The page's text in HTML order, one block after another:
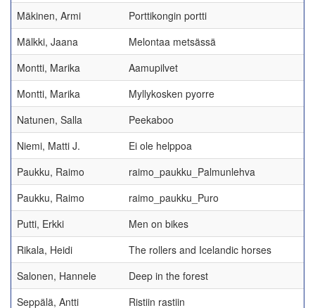
Mäkinen, Armi
Porttikongin portti
Mälkki, Jaana
Melontaa metsässä
Montti, Marika
Aamupilvet
Montti, Marika
Myllykosken pyorre
Natunen, Salla
Peekaboo
Niemi, Matti J.
Ei ole helppoa
Paukku, Raimo
raimo_paukku_Palmunlehva
Paukku, Raimo
raimo_paukku_Puro
Putti, Erkki
Men on bikes
Rikala, Heidi
The rollers and Icelandic horses
Salonen, Hannele
Deep in the forest
Seppälä, Antti
Ristiin rastiin